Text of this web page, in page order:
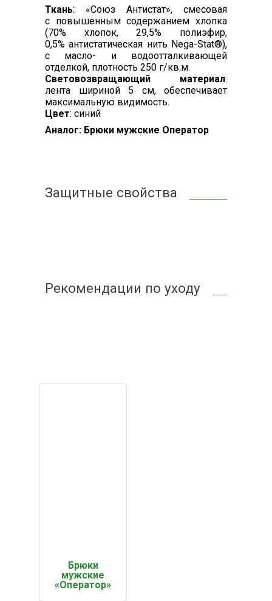
Ткань: «Союз Антистат», смесовая
с повышенным содержанием хлопка
(70% хлопок, 29,5% полиэфир,
0,5% антистатическая нить Nega-Stat®),
с масло- и водоотталкивающей
отделкой, плотность 250 г/кв.м.
Световозвращающий материал:
лента шириной 5 см, обеспечивает
максимальную видимость.
Цвет: синий
Аналог: Брюки мужские Оператор
Защитные свойства
Рекомендации по уходу
Брюки
мужские
«Оператор»